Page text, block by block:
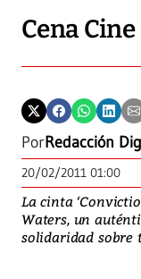
Cena
PorRedacción
20/02/2011 01:00
La cinta
Waters, un
solidaridad sobre